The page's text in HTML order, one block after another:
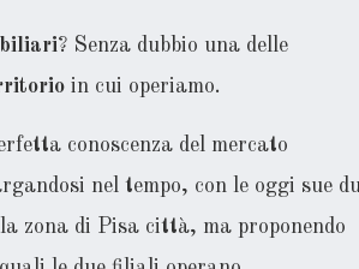
? Senza dubbio una delle
in cui operiamo.
conoscenza del mercato
nel tempo, con le oggi sue
zona di Pisa città, ma proponendo